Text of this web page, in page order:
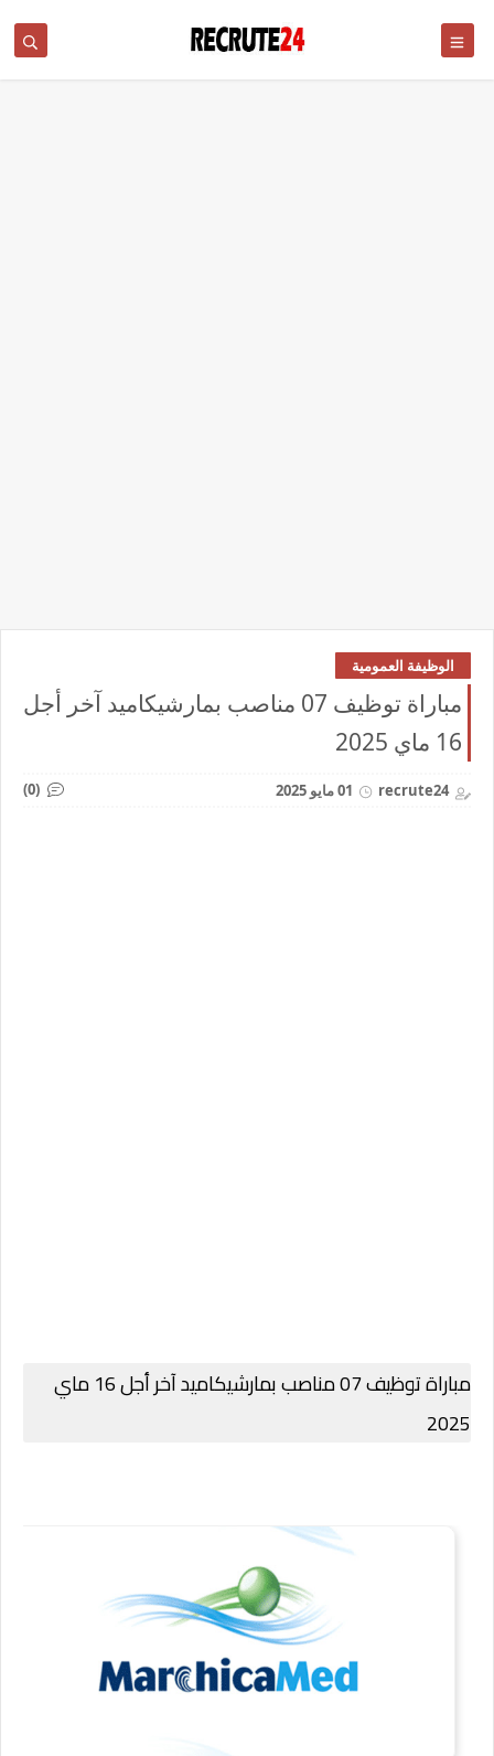
الوظيفة العمومية
مباراة توظيف 07 مناصب بمارشيكاميد آخر أجل
16 ماي 2025
recrute24 01 مايو 2025 (0)
مباراة توظيف 07 مناصب بمارشيكاميد آخر أجل 16 ماي
2025